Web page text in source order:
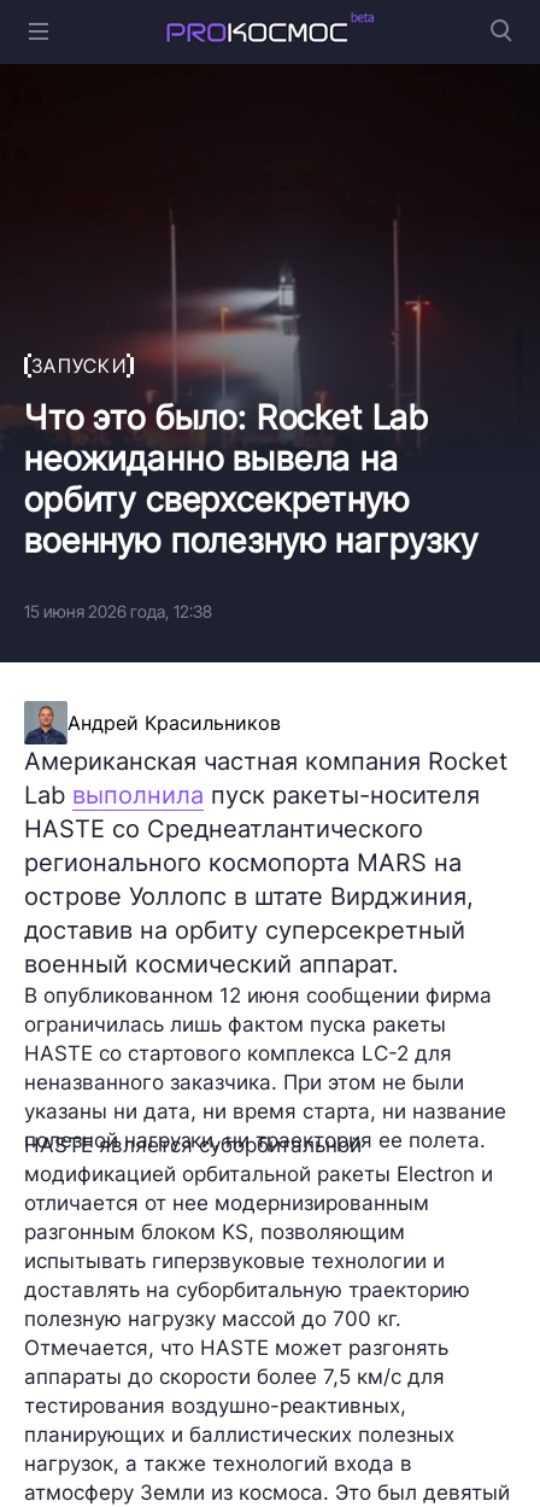
ЗАПУСКИ
Что это было: Rocket Lab
неожиданно вывела на
орбиту сверхсекретную
военную полезную нагрузку
15 июня 2026 года, 12:38
Андрей Красильников
Американская частная компания Rocket
Lab выполнила пуск ракеты-носителя
HASTE со Среднеатлантического
регионального космопорта MARS на
острове Уоллопс в штате Вирджиния,
доставив на орбиту суперсекретный
военный космический аппарат.
В опубликованном 12 июня сообщении фирма
ограничилась лишь фактом пуска ракеты
HASTE со стартового комплекса LC-2 для
неназванного заказчика. При этом не были
указаны ни дата, ни время старта, ни название
полезной нагрузки, ни траектория ее полета.
HASTE является суборбитальной
модификацией орбитальной ракеты Electron и
отличается от нее модернизированным
разгонным блоком KS, позволяющим
испытывать гиперзвуковые технологии и
доставлять на суборбитальную траекторию
полезную нагрузку массой до 700 кг.
Отмечается, что HASTE может разгонять
аппараты до скорости более 7,5 км/с для
тестирования воздушно-реактивных,
планирующих и баллистических полезных
нагрузок, а также технологий входа в
атмосферу Земли из космоса. Это был девятый